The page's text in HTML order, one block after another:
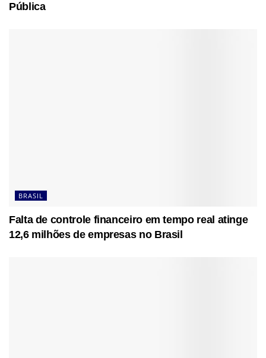
Pública
BRASIL
Falta de controle financeiro em tempo real atinge
12,6 milhões de empresas no Brasil